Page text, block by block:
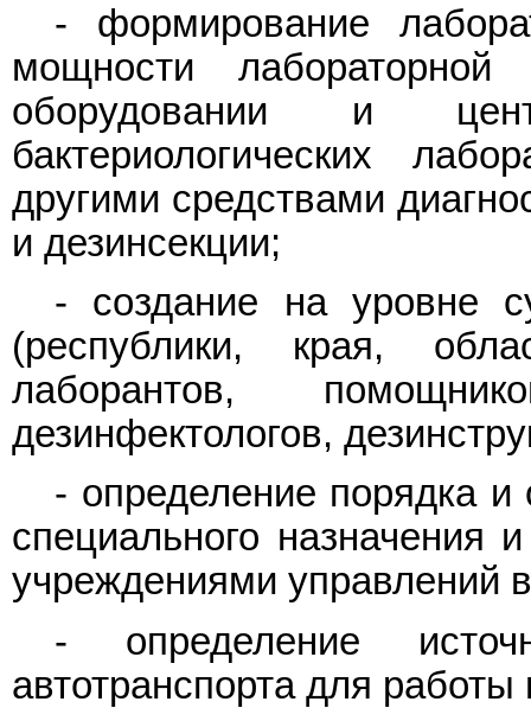
- формирование
мощности
оборудовании и
бактериологических
другими средствами
и дезинсекции;
- создание на уровне
(республики, края,
лаборантов,
дезинфектологов,
- определение порядка и
специального назначения
учреждениями управлений
- определение
автотранспорта для работы